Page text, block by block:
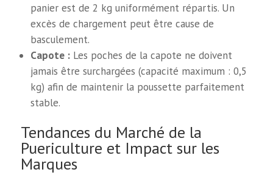
panier est de 2 kg uniformément répartis. Un
excès de chargement peut être cause de
basculement.
Capote : Les poches de la capote ne doivent
jamais être surchargées (capacité maximum : 0,5
kg) afin de maintenir la poussette parfaitement
stable.
Tendances du Marché de la
Puericulture et Impact sur les
Marques